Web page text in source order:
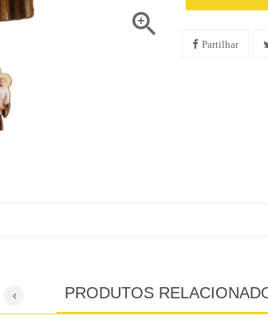

Partilhar
PRODUTOS